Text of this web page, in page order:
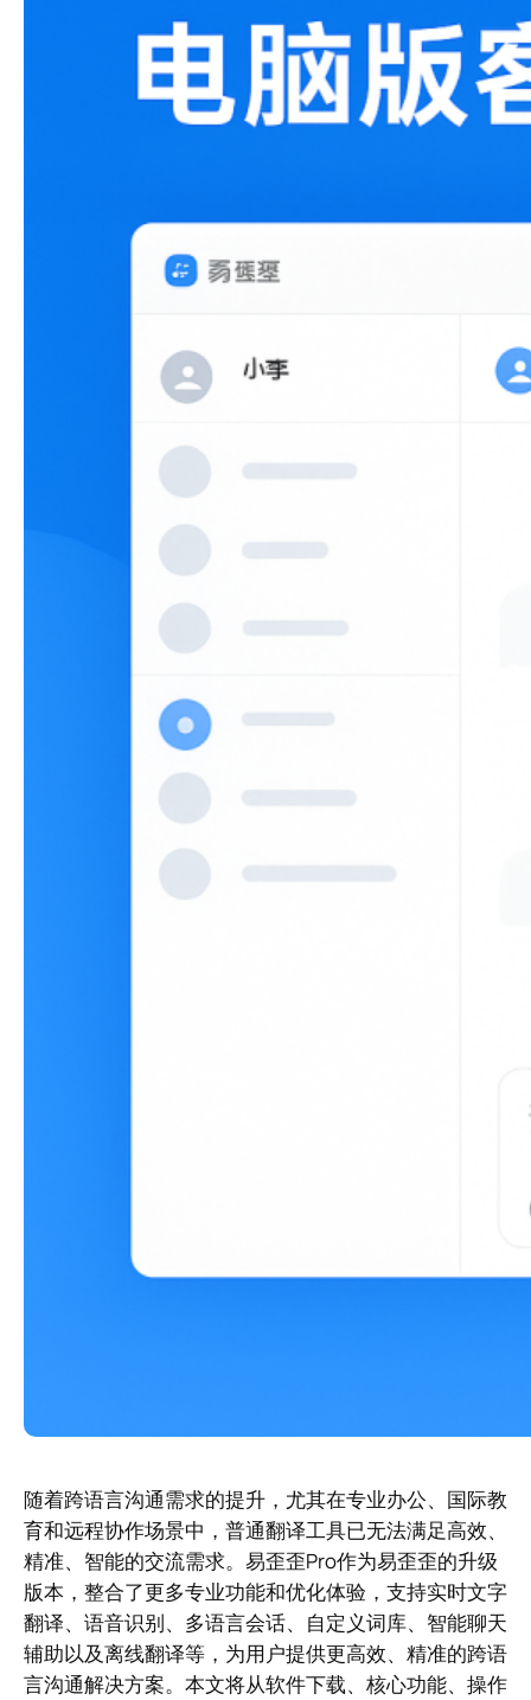
随着跨语言沟通需求的提升，尤其在专业办公、国际教
育和远程协作场景中，普通翻译工具已无法满足高效、
精准、智能的交流需求。易歪歪Pro作为易歪歪的升级
版本，整合了更多专业功能和优化体验，支持实时文字
翻译、语音识别、多语言会话、自定义词库、智能聊天
辅助以及离线翻译等，为用户提供更高效、精准的跨语
言沟通解决方案。本文将从软件下载、核心功能、操作